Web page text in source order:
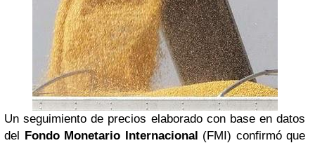
Un seguimiento de precios elaborado con base en datos
del Fondo Monetario Internacional (FMI) confirmó que